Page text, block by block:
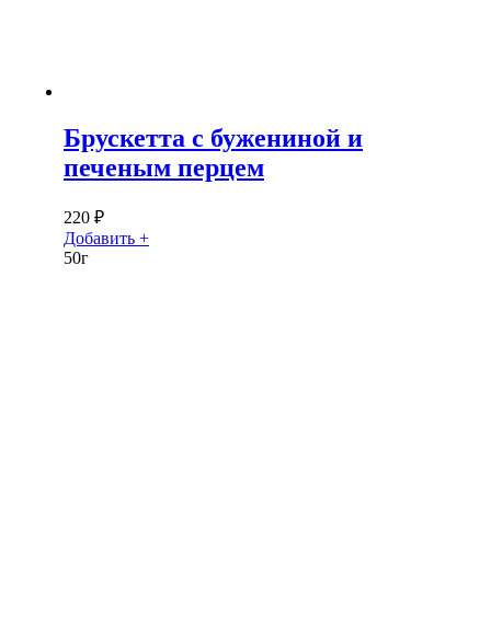
Брускетта с бужениной и
печеным перцем
220 ₽
Добавить +
50г